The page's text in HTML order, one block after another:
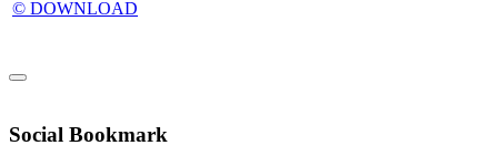
© DOWNLOAD
Social Bookmark